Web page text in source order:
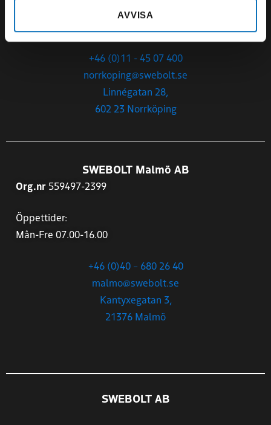
AVVISA
+46 (0)11 - 45 07 400
norrkoping@swebolt.se
Linnégatan 28,
602 23 Norrköping
SWEBOLT Malmö AB
Org.nr 559497-2399
Öppettider:
Mån-Fre 07.00-16.00
+46 (0)40 – 680 26 40
malmo@swebolt.se
Kantyxegatan 3,
21376 Malmö
SWEBOLT AB